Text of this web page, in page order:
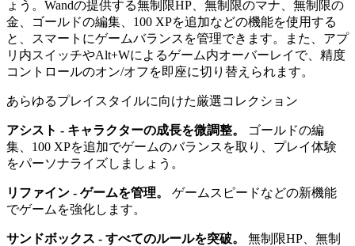
ょう。Wandの提供する無制限HP、無制限のマナ、無制限の
金、ゴールドの編集、100 XPを追加などの機能を使用する
と、スマートにゲームバランスを管理できます。また、アプ
リ内スイッチやAlt+Wによるゲーム内オーバーレイで、精度
コントロールのオン/オフを即座に切り替えられます。
あらゆるプレイスタイルに向けた厳選コレクション
アシスト - キャラクターの成長を微調整。
ゴールドの編
集、100 XPを追加でゲームのバランスを取り、プレイ体験
をパーソナライズしましょう。
リファイン - ゲームを管理。
ゲームスピードなどの新機能
でゲームを強化します。
サンドボックス - すべてのルールを突破。
無制限HP、無制